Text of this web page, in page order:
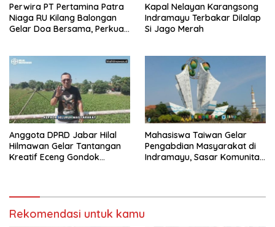
Perwira PT Pertamina Patra
Niaga RU Kilang Balongan
Gelar Doa Bersama, Perkuat
Kapal Nelayan Karangsong
Indramayu Terbakar Dilalap
Si Jago Merah
Anggota DPRD Jabar Hilal
Hilmawan Gelar Tantangan
Kreatif Eceng Gondok
Mahasiswa Taiwan Gelar
Pengabdian Masyarakat di
Indramayu, Sasar Komunitas
Rekomendasi untuk kamu